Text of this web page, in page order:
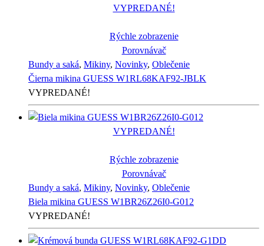
VYPREDANÉ!
Rýchle zobrazenie
Porovnávač
Bundy a saká, Mikiny, Novinky, Oblečenie
Čierna mikina GUESS W1RL68KAF92-JBLK
VYPREDANÉ!
VYPREDANÉ!
Rýchle zobrazenie
Porovnávač
Bundy a saká, Mikiny, Novinky, Oblečenie
Biela mikina GUESS W1BR26Z26I0-G012
VYPREDANÉ!